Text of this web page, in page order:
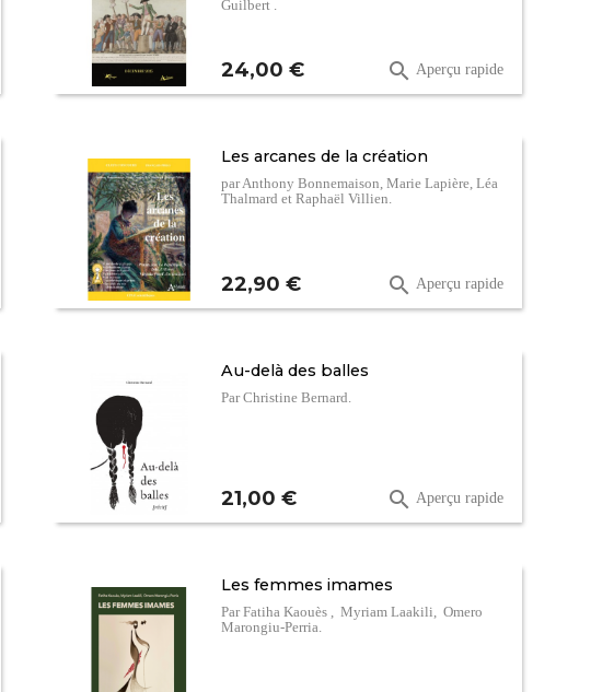
Guilbert .
Prix
24,00 €  Aperçu rapide
Les arcanes de la création
par Anthony Bonnemaison, Marie Lapière, Léa
Thalmard et Raphaël Villien.
Prix
22,90 €  Aperçu rapide
Au-delà des balles
Par Christine Bernard.
Prix
21,00 €  Aperçu rapide
Les femmes imames
Par Fatiha Kaouès , Myriam Laakili, Omero
Marongiu-Perria.